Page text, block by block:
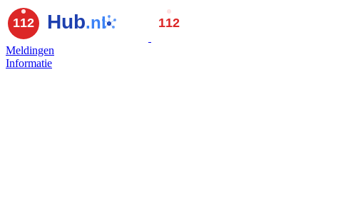
Meldingen
Informatie